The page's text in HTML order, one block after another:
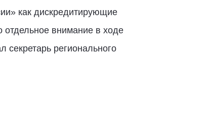
как дискредитирующие
внимание в ходе
регионального